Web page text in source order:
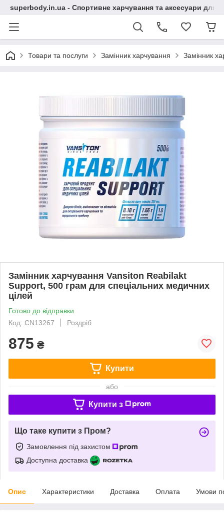
superbody.in.ua - Спортивне харчування та аксесуари для
Товари та послуги Замінник харчування Замінник
Замінник харчування Vansiton Reabilakt
Support, 500 грам для спеціальних медичних
цілей
Готово до відправки
Код: CN13267
Роздріб
875 ₴
Купити
або
Купити з
Що таке купити з Пром?
Замовлення під захистом
Доступна доставка
Опис Характеристики Доставка Оплата Умови